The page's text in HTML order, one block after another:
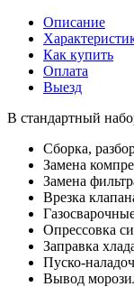
Описание
Как купить
Оплата
Выезд
В стандартный
Сборка,
Замена
Замена
Врезка
Опрессовка
Заправка
Пуско-
Вывод